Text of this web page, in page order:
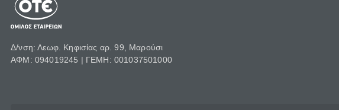
Δ/νση: Λεωφ. Κηφισίας αρ. 99, Μαρούσι
ΑΦΜ: 094019245 | ΓΕΜΗ: 001037501000